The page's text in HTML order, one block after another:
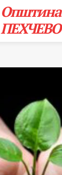
Општина
ПЕХЧЕВО